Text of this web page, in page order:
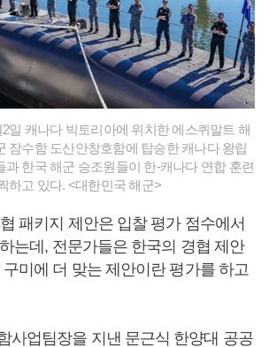
일 캐나다 빅토리아에 위치한 에스퀴말트 해
잠수함 도산안창호함에 탑승한 캐나다 왕립
과 한국 해군 승조원들이 한-캐나다 연합 훈련
하고 있다. <대한민국 해군>
패키지 제안은 입찰 평가 점수에서
는데, 전문가들은 한국의 경협 제안
미에 더 맞는 제안이란 평가를 하고
사업팀장을 지낸 문근식 한양대 공공